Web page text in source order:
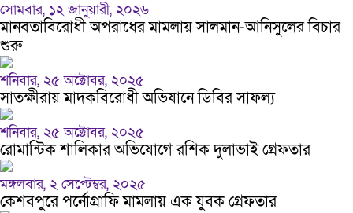
সোমবার, ১২ জানুয়ারী, ২০২৬
মানবতাবিরোধী অপরাধের মামলায় সালমান-আনিসুলের বিচার
শুরু
শনিবার, ২৫ অক্টোবর, ২০২৫
সাতক্ষীরায় মাদকবিরোধী অভিযানে ডিবির সাফল্য
শনিবার, ২৫ অক্টোবর, ২০২৫
রোমান্টিক শালিকার অভিযোগে রশিক দুলাভাই গ্রেফতার
মঙ্গলবার, ২ সেপ্টেম্বর, ২০২৫
কেশবপুরে পর্নোগ্রাফি মামলায় এক যুবক গ্রেফতার